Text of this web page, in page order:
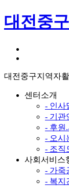
대전중
대전중구지역자
센터소개
- 인사
- 기관
- 후원
- 오시
- 조직
사회서비스
- 가죽
- 복지